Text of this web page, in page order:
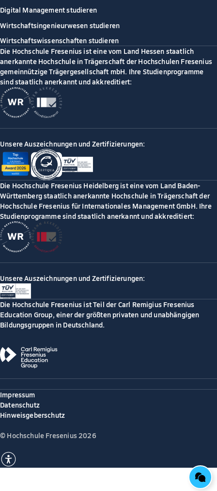
Digital Management studieren
Wirtschaftsingenieurwesen studieren
Wirtschaftswissenschaften studieren
Die Hochschule Fresenius ist eine vom Land Hessen staatlich
anerkannte Hochschule in Trägerschaft der Hochschulen Fresenius
gemeinnützige Trägergesellschaft mbH. Ihre Studienprogramme
sind staatlich anerkannt und akkreditiert:
Unsere Auszeichnungen und Zertifizierungen:
Die Hochschule Fresenius Heidelberg ist eine vom Land Baden-
Württemberg staatlich anerkannte Hochschule in Trägerschaft der
Hochschule Fresenius für Internationales Management GmbH. Ihre
Studienprogramme sind staatlich anerkannt und akkreditiert:
Unsere Auszeichnungen und Zertifizierungen:
Die Hochschule Fresenius ist Teil der Carl Remigius Fresenius
Education Group, einer der größten privaten und unabhängigen
Bildungsgruppen in Deutschland.
Impressum
Datenschutz
Hinweisgeberschutz
© Hochschule Fresenius 2026